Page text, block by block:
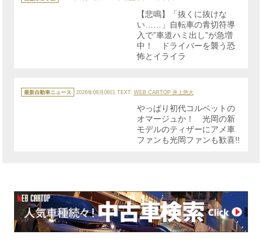
ゴ
【悲鳴】「抜くに抜けな
い……」自転車の青切符導
入で”車道ハミ出し”が急増
中！ ドライバーを襲う恐
怖とイライラ
テ
ゴ
最新自動車ニュース 2026年08月08日 TEXT: WEB CARTOP 井上悠大
やっぱり初代コルベットの
オマージュか！ 光岡の新
モデルのティザーにアメ車
ファンも光岡ファンも歓喜!!